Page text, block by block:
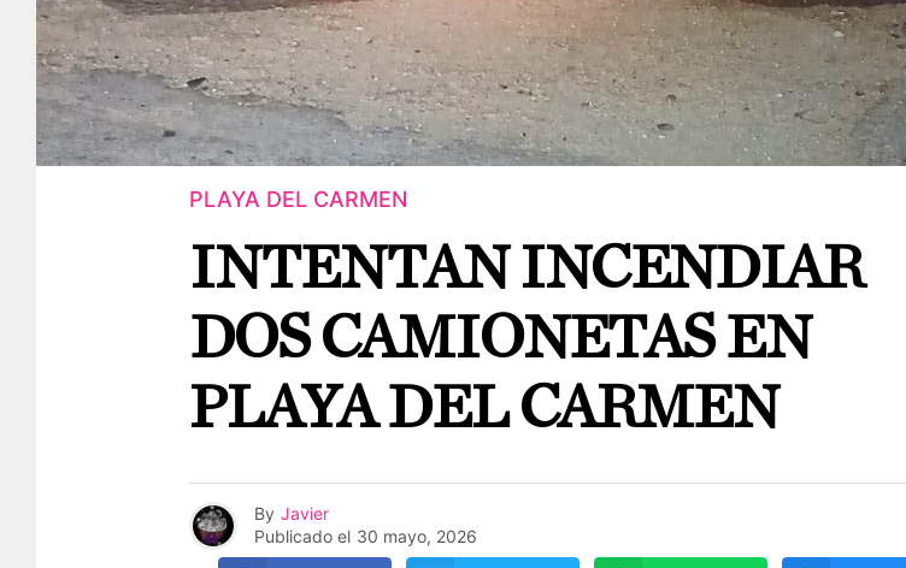
PLAYA DEL CARMEN
INTENTAN INCENDIAR
DOS CAMIONETAS EN
PLAYA DEL CARMEN
By Javier
Publicado el 30 mayo, 2026